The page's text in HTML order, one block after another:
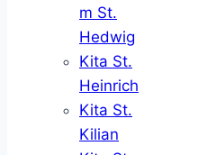
m St.
Hedwig
Kita St.
Heinrich
Kita St.
Kilian